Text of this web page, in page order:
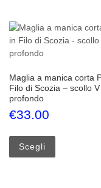
Maglia a manica corta
Filo di Scozia – scollo V
profondo
€33.00
Scegli
Questo